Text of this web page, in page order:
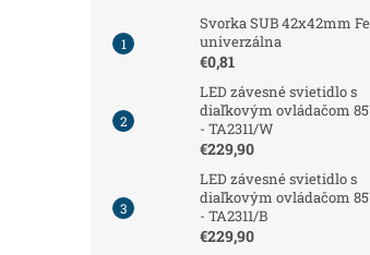
Svorka SUB 42x42mm
univerzálna
€0,81
LED závesné svietidlo s
diaľkovým ovládačom
- TA2311/W
€229,90
LED závesné svietidlo s
diaľkovým ovládačom
- TA2311/B
€229,90